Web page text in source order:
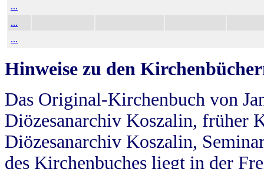
...
...
...
Hinweise zu den
Das Original-Kirchenbuch von
Diözesanarchiv Koszalin, früher
Diözesanarchiv Koszalin,
des Kirchenbuches liegt in der